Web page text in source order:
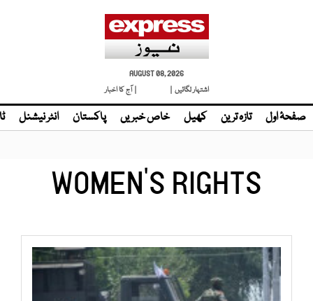
AUGUST 08, 2026
اشتہار لگائیں |
| آج کا اخبار
صفحۂ اول تازہ ترین کھیل خاص خبریں پاکستان انٹر نیشنل
WOMEN’S RIGHTS